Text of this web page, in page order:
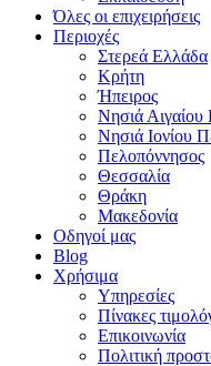
Όλες οι επιχειρήσεις
Περιοχές
Στερεά Ελλάδα
Κρήτη
Ήπειρος
Νησιά Αιγαίου
Νησιά Ιονίου
Πελοπόννησος
Θεσσαλία
Θράκη
Μακεδονία
Οδηγοί μας
Blog
Χρήσιμα
Υπηρεσίες
Πίνακες
Επικοινωνία
Πολιτική